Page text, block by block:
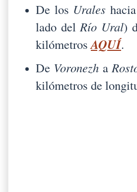
De los Urales
lado delRío Ural)
kilómetrosAQUÍ.
De Voronezh a
kilómetros de